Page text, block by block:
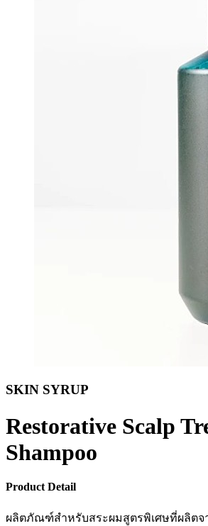
SKIN SYRUP
Restorative Scalp
Shampoo
Product Detail
ผลิตภัณฑ์สำหรับสระผมสูตรพิเศษที่ผลิตจ